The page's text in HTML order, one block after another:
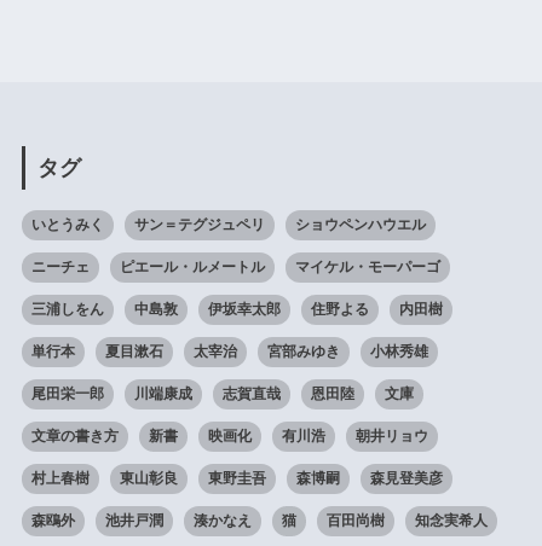
タグ
いとうみく サン＝テグジュペリ ショウペンハウエル
ニーチェ ピエール・ルメートル マイケル・モーパーゴ
三浦しをん 中島敦 伊坂幸太郎 住野よる 内田樹
単行本 夏目漱石 太宰治 宮部みゆき 小林秀雄
尾田栄一郎 川端康成 志賀直哉 恩田陸 文庫
文章の書き方 新書 映画化 有川浩 朝井リョウ
村上春樹 東山彰良 東野圭吾 森博嗣 森見登美彦
森鴎外 池井戸潤 湊かなえ 猫 百田尚樹 知念実希人